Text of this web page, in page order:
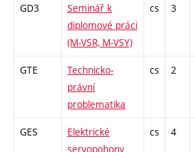
GD3
Seminář k
diplomové práci
(M-VSR, M-VSY)
cs 3
GTE
Technicko-
právní
problematika
cs 2
GES
Elektrické
servopohony
cs 4